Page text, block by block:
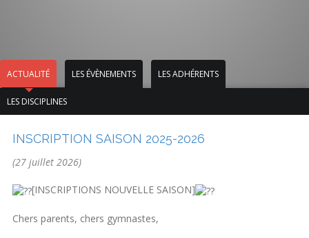
ACTUALITÉ LES ÉVÈNEMENTS LES ADHÉRENTS
LES DISCIPLINES
INSCRIPTION SAISON 2025-2026
(27 juillet 2026)
[INSCRIPTIONS NOUVELLE SAISON]
Chers parents, chers gymnastes,